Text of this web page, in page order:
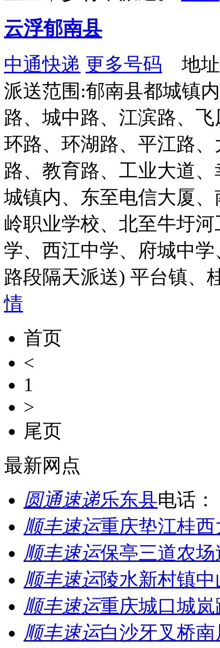
云浮郁南县
中通快递 更多号码 地址
派送范围:郁南县都城镇
路、城中路、江滨路、
环路、环湖路、平江路
路、教育路、工业大道
城镇内、东至电信大厦
岭职业学校、北至牛圩
学、西江中学、府城中
路段隔天派送) 平台镇、
情
首页
<
1
>
尾页
最新网点
圆通速递乐东县电话：
顺丰速运重庆垫江桂
顺丰速运保亭三道农
顺丰速运陵水新村镇
顺丰速运重庆城口城
顺丰速运白沙牙叉桥